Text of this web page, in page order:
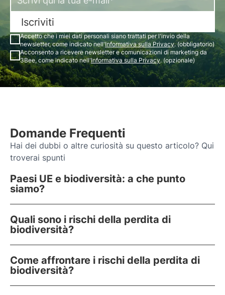
Iscriviti
Accetto che i miei dati personali siano trattati per l'invio della
newsletter, come indicato nell'Informativa sulla Privacy. (obbligatorio)
Acconsento a ricevere newsletter e comunicazioni di marketing da
3Bee, come indicato nell'Informativa sulla Privacy. (opzionale)
Domande Frequenti
Hai dei dubbi o altre curiosità su questo articolo? Qui
troverai spunti
Paesi UE e biodiversità: a che punto
siamo?
Quali sono i rischi della perdita di
biodiversità?
Come affrontare i rischi della perdita di
biodiversità?